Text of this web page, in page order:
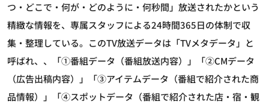
つ・どこで・何が・どのように・何秒間」放送されたかという
精緻な情報を、専属スタッフによる24時間365日の体制で収
集・整理している。このTV放送データは「TVメタデータ」と
呼ばれ、、「①番組データ（番組放送内容）」「②CMデータ
（広告出稿内容）」「③アイテムデータ（番組で紹介された商
品情報）」「④スポットデータ（番組で紹介された店・宿・観